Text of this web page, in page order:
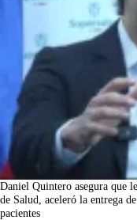
Daniel Quintero asegura que
de Salud, aceleró la entrega
pacientes